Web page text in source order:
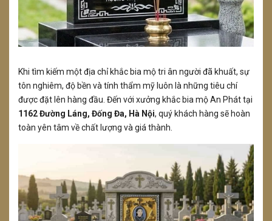
Khi tìm kiếm một địa chỉ khắc bia mộ tri ân người đã khuất, sự
tôn nghiêm, độ bền và tính thẩm mỹ luôn là những tiêu chí
được đặt lên hàng đầu. Đến với xưởng khắc bia mộ An Phát tại
1162 Đường Láng, Đống Đa, Hà Nội, quý khách hàng sẽ hoàn
toàn yên tâm về chất lượng và giá thành.